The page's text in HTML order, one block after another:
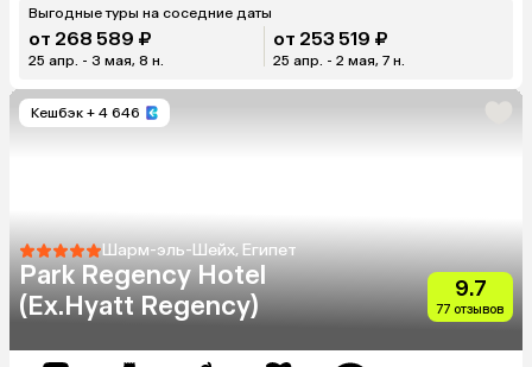
Выгодные туры на соседние даты
от 268 589 ₽
25 апр. - 3 мая, 8 н.
от 253 519 ₽
25 апр. - 2 мая, 7 н.
Кешбэк + 4 646
Шарм-эль-Шейх, Египет
Park Regency Hotel
(Ex.Hyatt Regency)
9.7
77 отзывов